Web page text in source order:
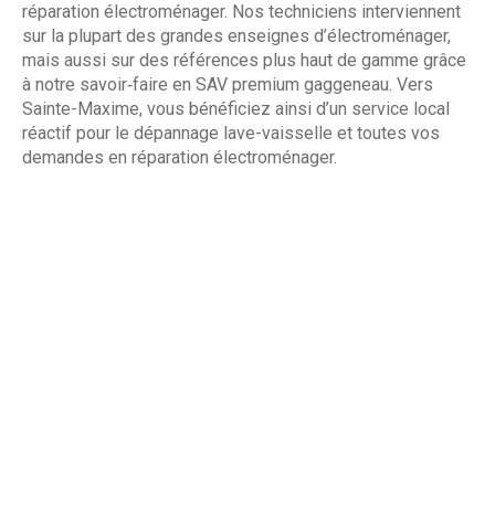
réparation électroménager. Nos techniciens interviennent
sur la plupart des grandes enseignes d’électroménager,
mais aussi sur des références plus haut de gamme grâce
à notre savoir‑faire en SAV premium gaggeneau. Vers
Sainte-Maxime, vous bénéficiez ainsi d’un service local
réactif pour le dépannage lave-vaisselle et toutes vos
demandes en réparation électroménager.